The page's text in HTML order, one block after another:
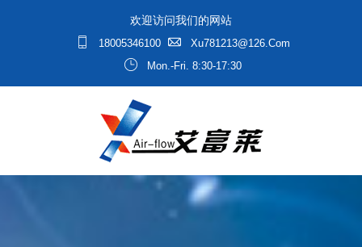
欢迎访问我们的网站
18005346100
Xu781213@126.com
Mon.-Fri. 8:30-17:30